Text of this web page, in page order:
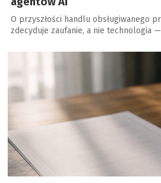
O przyszłości handlu obsługiwanego
zdecyduje zaufanie, a nie technologia
a